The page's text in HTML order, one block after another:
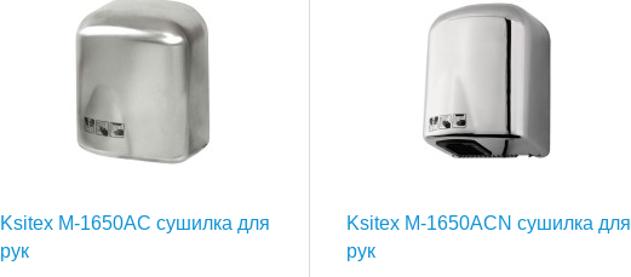
Ksitex M-1650AC сушилка для
рук
Ksitex M-1650ACN сушилка для
рук